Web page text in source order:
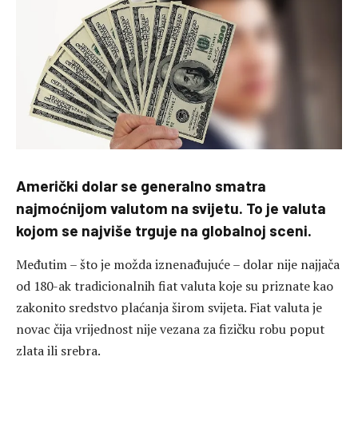
Američki dolar se generalno smatra
najmoćnijom valutom na svijetu. To je valuta
kojom se najviše trguje na globalnoj sceni.
Međutim – što je možda iznenađujuće – dolar nije najjača
od 180-ak tradicionalnih fiat valuta koje su priznate kao
zakonito sredstvo plaćanja širom svijeta. Fiat valuta je
novac čija vrijednost nije vezana za fizičku robu poput
zlata ili srebra.